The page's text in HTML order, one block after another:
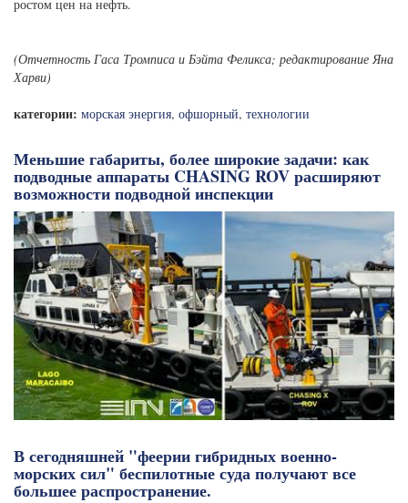
ростом цен на нефть.
(Отчетность Гаса Тромписа и Бэйта Феликса; редактирование Яна
Харви)
категории: морская энергия, офшорный, технологии
Меньшие габариты, более широкие задачи: как
подводные аппараты CHASING ROV расширяют
возможности подводной инспекции
В сегодняшней "феерии гибридных военно-
морских сил" беспилотные суда получают все
большее распространение.